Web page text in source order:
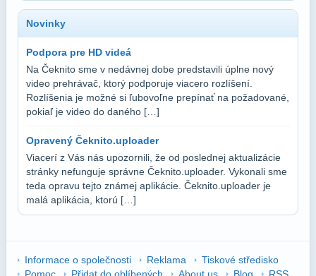
Novinky
Podpora pre HD videá
Na Čeknito sme v nedávnej dobe predstavili úplne nový
video prehrávač, ktorý podporuje viacero rozlíšení.
Rozlíšenia je možné si ľubovoľne prepínať na požadované,
pokiaľ je video do daného […]
Opravený Čeknito.uploader
Viacerí z Vás nás upozornili, že od poslednej aktualizácie
stránky nefunguje správne Čeknito.uploader. Vykonali sme
teda opravu tejto známej aplikácie. Čeknito.uploader je
malá aplikácia, ktorú […]
Informace o společnosti Reklama
Tiskové středisko